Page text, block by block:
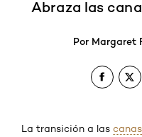
Abraza las
Por Margaret
La transición a las canas